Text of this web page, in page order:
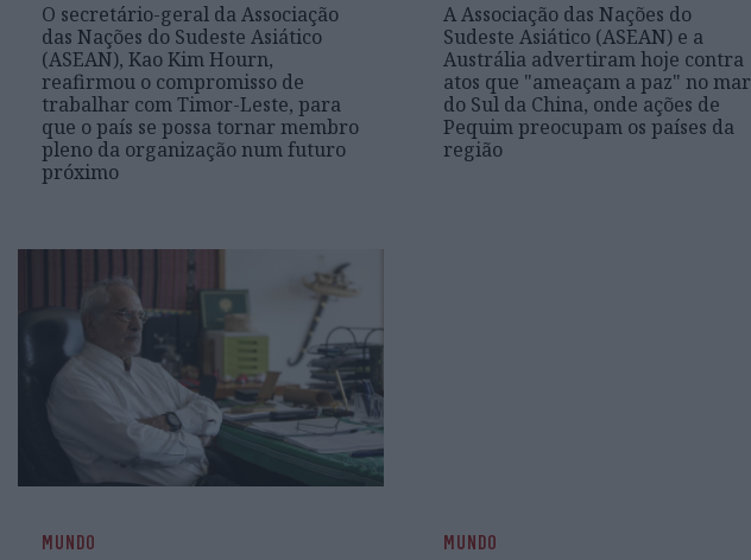
O secretário-geral da Associação
das Nações do Sudeste Asiático
(ASEAN), Kao Kim Hourn,
reafirmou o compromisso de
trabalhar com Timor-Leste, para
que o país se possa tornar membro
pleno da organização num futuro
próximo
A Associação das Nações do
Sudeste Asiático (ASEAN) e a
Austrália advertiram hoje contra
atos que "ameaçam a paz" no mar
do Sul da China, onde ações de
Pequim preocupam os países da
região
MUNDO MUNDO